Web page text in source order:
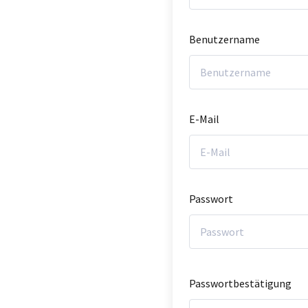
Benutzername
E-Mail
Passwort
Passwortbestätigung